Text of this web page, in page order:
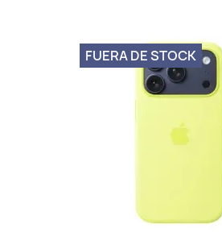
FUERA DE STOCK